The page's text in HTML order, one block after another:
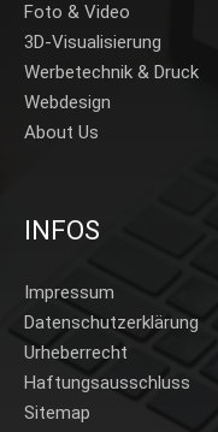
Foto & Video
3D-Visualisierung
Werbetechnik & Druck
Webdesign
About Us
INFOS
Impressum
Datenschutzerklärung
Urheberrecht
Haftungsausschluss
Sitemap